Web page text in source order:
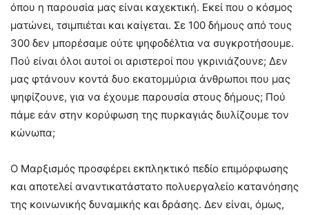
όπου η παρουσία μας είναι καχεκτική. Εκεί που ο κόσμος
ματώνει, τσιμπιέται και καίγεται. Σε 100 δήμους από τους
300 δεν μπορέσαμε ούτε ψηφοδέλτια να συγκροτήσουμε.
Πού είναι όλοι αυτοί οι αριστεροί που γκρινιάζουνε; Δεν
μας φτάνουν κοντά δυο εκατομμύρια άνθρωποι που μας
ψηφίζουνε, για να έχουμε παρουσία στους δήμους; Πού
πάμε εάν στην κορύφωση της πυρκαγιάς διυλίζουμε τον
κώνωπα;
Ο Μαρξισμός προσφέρει εκπληκτικό πεδίο επιμόρφωσης
και αποτελεί αναντικατάστατο πολυεργαλείο κατανόησης
της κοινωνικής δυναμικής και δράσης. Δεν είναι, όμως,